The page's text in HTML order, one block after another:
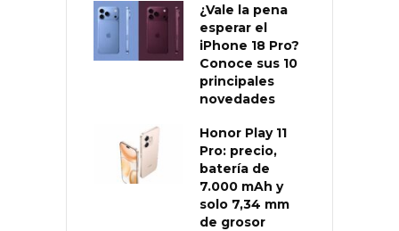
¿Vale la pena
esperar el
iPhone 18 Pro?
Conoce sus 10
principales
novedades
Honor Play 11
Pro: precio,
batería de
7.000 mAh y
solo 7,34 mm
de grosor